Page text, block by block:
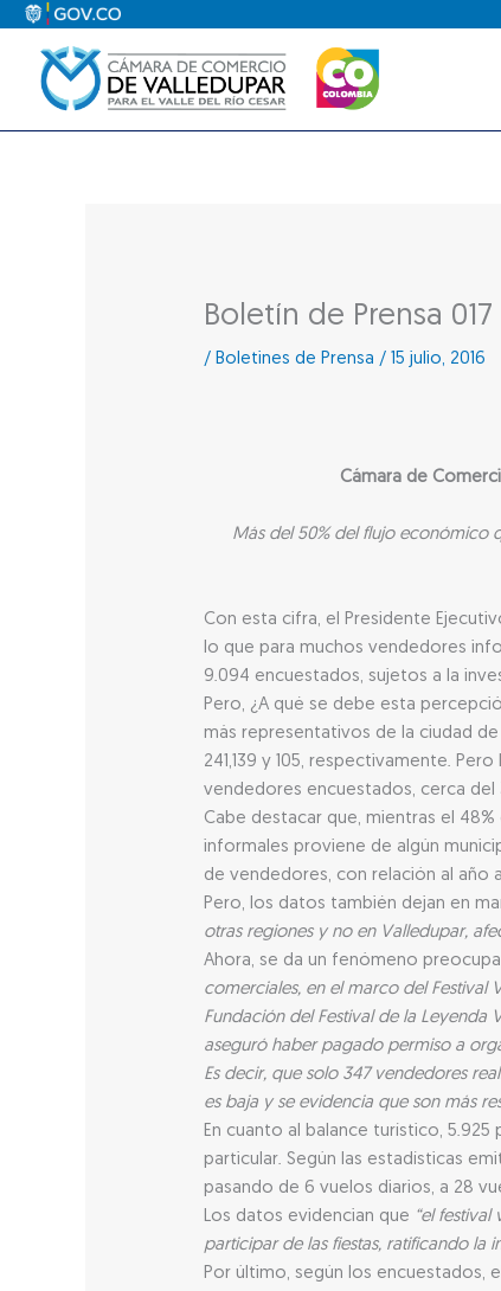
contenido
Boletín de Prensa 017
/ Boletines de Prensa /15 julio, 2016
Cámara de
Más del 50% del flujo económico
Con esta cifra, el Presidente
lo que para muchos vendedores
9.094 encuestados, sujetos a la
Pero, ¿A qué se debe esta
más representativos de la ciudad
241,139 y 105, respectivamente.
vendedores encuestados, cerca del
Cabe destacar que, mientras el
informales proviene de algún
de vendedores, con relación al año
Pero, los datos también dejan en
otras regiones y no en Valledupar,
Ahora, se da un fenómeno
comerciales, en el marco del Festival
Fundación del Festival de la Leyenda
aseguró haber pagado permiso a
Es decir, que solo 347 vendedores
es baja y se evidencia que son más
En cuanto al balance turístico,
particular. Según las estadísticas
pasando de 6 vuelos diarios, a 28
Los datos evidencian que “el
participar de las fiestas, ratificando la
Por último, según los